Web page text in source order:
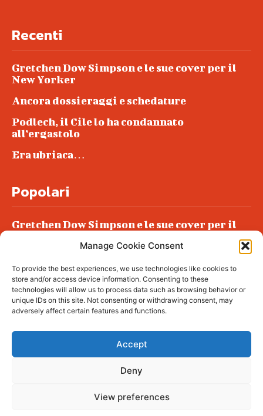
Manage Cookie Consent
To provide the best experiences, we use technologies like cookies to
store and/or access device information. Consenting to these
technologies will allow us to process data such as browsing behavior or
unique IDs on this site. Not consenting or withdrawing consent, may
adversely affect certain features and functions.
Accept
Deny
View preferences
Recenti
Gretchen Dow Simpson e le sue cover per il
New Yorker
Ancora dossieraggi e schedature
Podlech, il Cile lo ha condannato
all’ergastolo
Era ubriaca…
Popolari
Gretchen Dow Simpson e le sue cover per il
Podlech, il Cile lo ha condannato
all’ergastolo
Era ubriaca…
© tagDiv - All rights reserved. Made with
complete News Portal about living, lifestyle,
fashion and wellness. Take your time and